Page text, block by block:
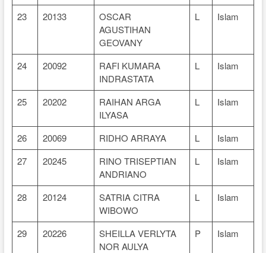
23 20133
OSCAR
AGUSTIHAN
GEOVANY
L Islam
24 20092
RAFI KUMARA
INDRASTATA
L Islam
25 20202
RAIHAN ARGA
ILYASA
L Islam
26 20069 RIDHO ARRAYA L
Islam
27
20245
RINO TRISEPTIAN
ANDRIANO
L Islam
28 20124
SATRIA CITRA
WIBOWO
L Islam
29 20226
SHEILLA VERLYTA
NOR AULYA
P Islam